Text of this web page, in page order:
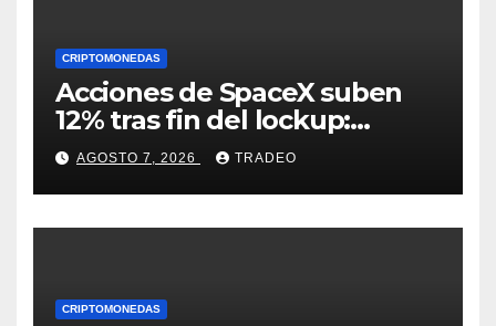
CRIPTOMONEDAS
Acciones de SpaceX suben
12% tras fin del lockup:
¿Hasta dónde podrían llegar
en agosto?
AGOSTO 7, 2026 TRADEO
CRIPTOMONEDAS